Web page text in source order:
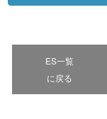
ES一覧
に戻る